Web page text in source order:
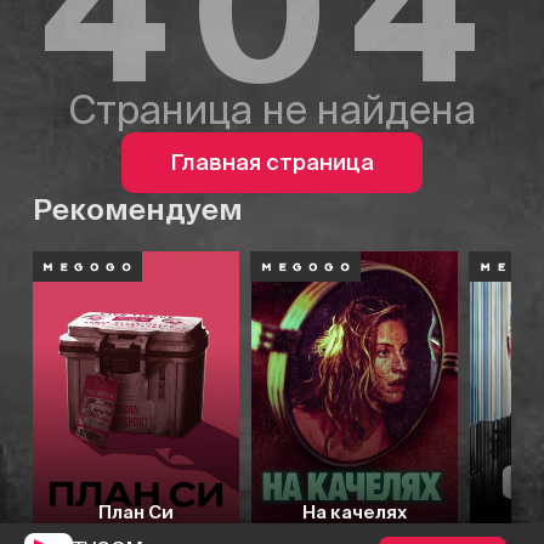
Страница не найдена
Главная страница
Рекомендуем
План Си На качелях